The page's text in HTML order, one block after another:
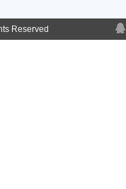
Reserved